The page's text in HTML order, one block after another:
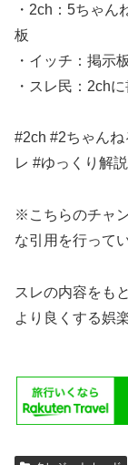
・2ch：5ちゃ
板
・イッチ：掲示
・スレ民：2ch
#2ch #2ちゃん
レ #ゆっくり解
※こちらのチャ
な引用を行って
スレの内容をも
より良くする娯